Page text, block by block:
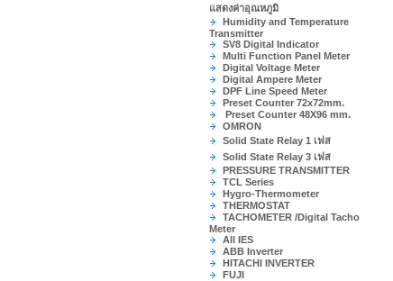
แสดงค่าอุณหภูมิ
Humidity and Temperature
Transmitter
SV8 Digital Indicator
Multi Function Panel Meter
Digital Voltage Meter
Digital Ampere Meter
DPF Line Speed Meter
Preset Counter 72x72mm.
Preset Counter 48X96 mm.
OMRON
Solid State Relay 1 เฟส
Solid State Relay 3 เฟส
PRESSURE TRANSMITTER
TCL Series
Hygro-Thermometer
THERMOSTAT
TACHOMETER /Digital Tacho
Meter
All IES
ABB Inverter
HITACHI INVERTER
FUJI